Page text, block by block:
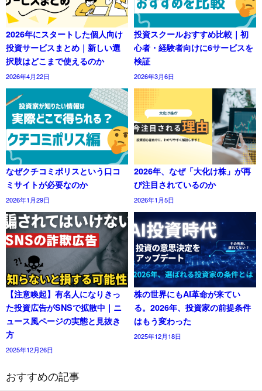
2026年にスタートした個人向け
投資サービスまとめ｜新しい選
択肢はどこまで使えるのか
2026年4月22日
投資スクールおすすめ比較｜初
心者・経験者向けに6サービスを
検証
2026年3月6日
なぜクチコミポリスという口コ
ミサイトが必要なのか
2026年1月29日
2026年、なぜ「大化け株」が再
び注目されているのか
2026年1月5日
【注意喚起】有名人になりきっ
た投資広告がSNSで拡散中｜ニ
ュース風ページの実態と見抜き
方
2025年12月26日
株の世界にもAI革命が来てい
る。2026年、投資家の前提条件
はもう変わった
2025年12月18日
おすすめの記事